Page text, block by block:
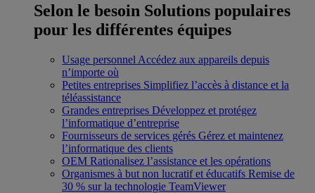
Selon le besoin Solutions populaires
pour les différentes équipes
Usage personnel Accédez aux appareils depuis
n’importe où
Petites entreprises Simplifiez l’accès à distance et la
téléassistance
Grandes entreprises Développez et protégez
l’informatique d’entreprise
Fournisseurs de services gérés Gérez et maintenez
l’informatique des clients
OEM Rationalisez l’assistance et les opérations
Organismes à but non lucratif et éducatifs Remise de
30 % sur la technologie TeamViewer